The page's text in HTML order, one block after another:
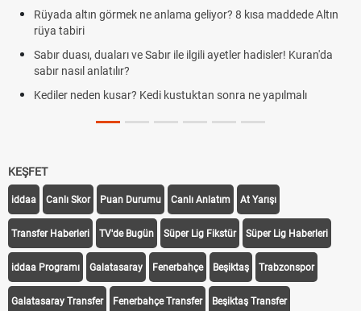
Rüyada altın görmek ne anlama geliyor? 8 kısa maddede Altın
rüya tabiri
Sabır duası, duaları ve Sabır ile ilgili ayetler hadisler! Kuran'da
sabır nasıl anlatılır?
Kediler neden kusar? Kedi kustuktan sonra ne yapılmalı
KEŞFET
iddaa Canlı Skor Puan Durumu Canlı Anlatım At Yarışı
Transfer Haberleri TV'de Bugün Süper Lig Fikstür Süper Lig Haberleri
iddaa Programı Galatasaray Fenerbahçe Beşiktaş Trabzonspor
Galatasaray Transfer Fenerbahçe Transfer Beşiktaş Transfer